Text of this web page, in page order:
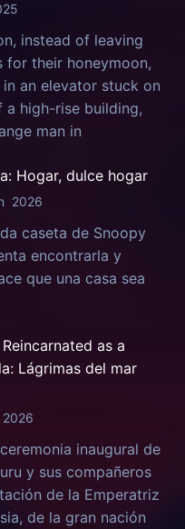
instead of leaving
for their honeymoon,
an elevator stuck on
high-rise building,
man in
Hogar, dulce hogar
2026
caseta de Snoopy
encontrarla y
que una casa sea
as a
Lágrimas del mar
2026
inaugural de
y sus compañeros
de la Emperatriz
de la gran nación